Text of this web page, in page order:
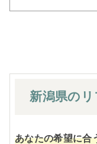
新潟県の
あなたの希望に合